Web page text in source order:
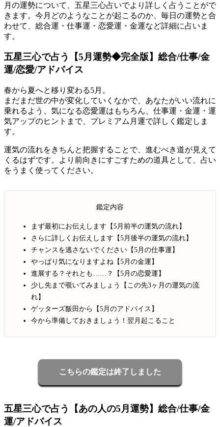
月の運勢について、五星三心占いでより詳しく占うことがで
きます。今月どのようなことが起こるのか、毎日の運勢と合
わせて、総合運・仕事運・恋愛運・金運など詳細に占いま
す。
五星三心で占う【5月運勢◆完全版】総合/仕事/金
運/恋愛/アドバイス
春から夏へと移り変わる5月。
まだまだ世の中が変化していくなかで、あなたがいい流れに
乗れるよう、気になる恋愛運はもちろん、仕事運・金運・運
気アップのヒントまで、プレミアム月運で詳しく鑑定しま
す。
運気の流れをきちんと把握することで、進むべき道が見えて
くるはずです。より前向きにすごすための道具として、占い
をうまく使ってください。
鑑定内容
まず最初にお伝えします【5月前半の運気の流れ】
さらに詳しくお伝えします【5月後半の運気の流れ】
チャンスを逃さないでください【5月の仕事運】
やっぱり気になりますよね【5月の金運】
進展する？それとも……？【5月の恋愛運】
少し先まで覗いてみましょう【この先3ヶ月の運気の流
れ】
ゲッターズ飯田から【5月のアドバイス】
今から準備しておきましょう！翌月起こること
こちらの鑑定は終了しました
五星三心で占う【あの人の5月運勢】総合/仕事/金
運/アドバイス